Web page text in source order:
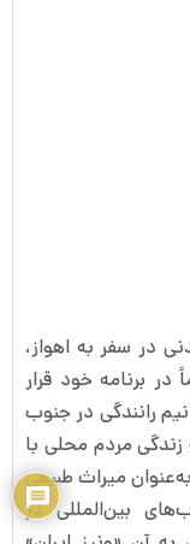
در سفر به اهواز،
در برنامه خود قرار
رانندگی در جنوب
زندگی مردم محلی با
میراث طبیعی
بین‌المللی در